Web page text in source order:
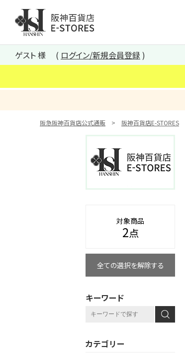
阪神百貨店E-STORES TOP
ゲスト 様 ログイン/新規会員登録
阪急阪神百貨店公式通販 阪神百貨店E-STORES
対象商品
2点
全ての選択を解除する
キーワード
カテゴリー